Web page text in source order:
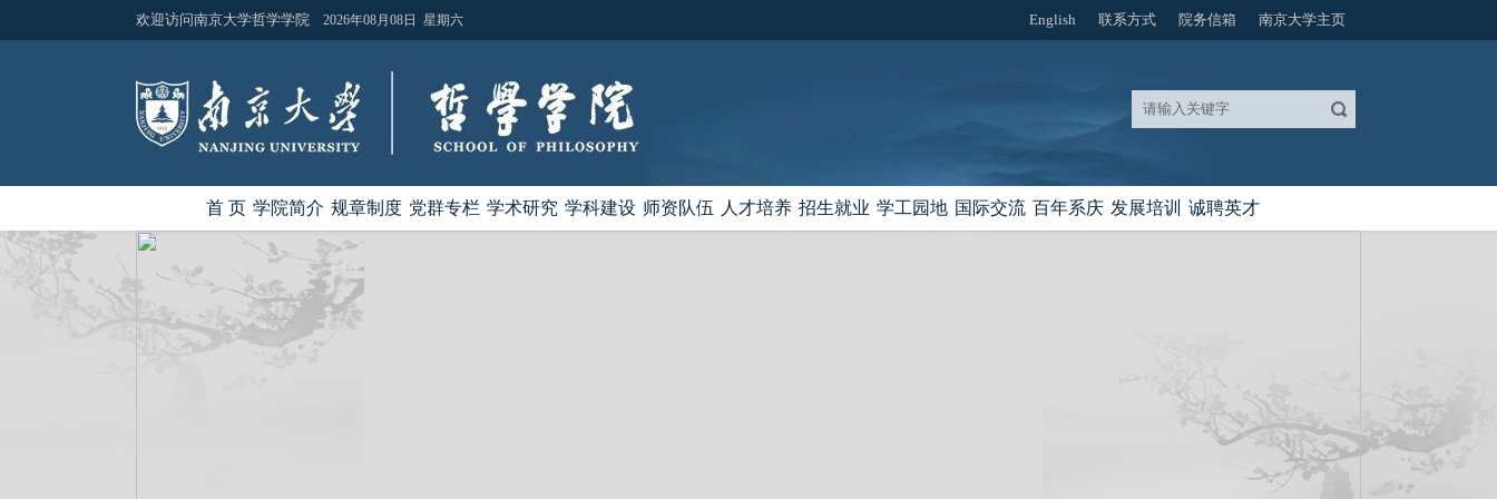
欢迎访问南京大学哲学学院 2026年08月08日 星期六 English 联系方式 院务信箱 南京大学主页
首 页 学院简介 规章制度 党群专栏 学术研究 学科建设 师资队伍 人才培养 招生就业 学工园地 国际交流 百年系庆 发展培训 诚聘英才